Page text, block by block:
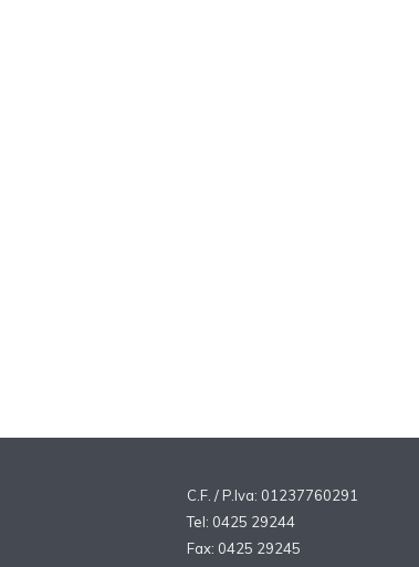
C.F. / P.Iva: 01237760291
Tel: 0425 29244
Fax: 0425 29245